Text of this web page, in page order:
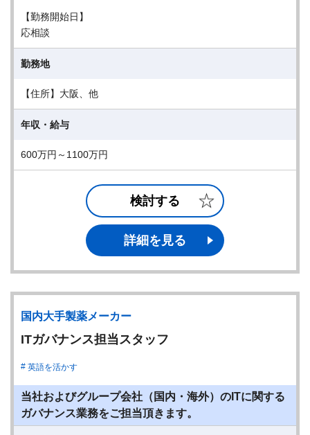
【勤務開始日】
応相談
勤務地
【住所】大阪、他
年収・給与
600万円～1100万円
検討する
詳細を見る
国内大手製薬メーカー
ITガバナンス担当スタッフ
英語を活かす
当社およびグループ会社（国内・海外）のITに関する
ガバナンス業務をご担当頂きます。